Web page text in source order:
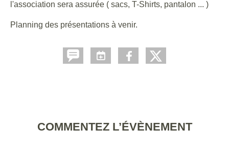
l'association sera assurée ( sacs, T-Shirts, pantalon ... )
Planning des présentations à venir.
COMMENTEZ L’ÉVÈNEMENT